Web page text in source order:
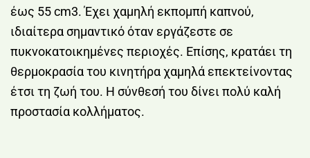
έως 55 cm3. Έχει χαμηλή εκπομπή καπνού,
ιδιαίτερα σημαντικό όταν εργάζεστε σε
πυκνοκατοικημένες περιοχές. Επίσης, κρατάει τη
θερμοκρασία του κινητήρα χαμηλά επεκτείνοντας
έτσι τη ζωή του. Η σύνθεσή του δίνει πολύ καλή
προστασία κολλήματος.